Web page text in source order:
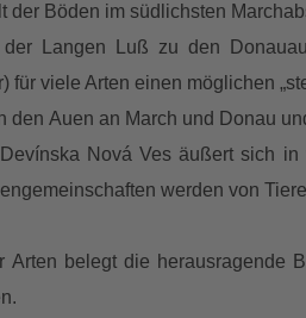
der Böden im südlichsten
Langen Luß zu den
für viele Arten einen möglichen
den Auen an March und Donau
Nová Ves äußert sich
werden von
Arten belegt die herausragende